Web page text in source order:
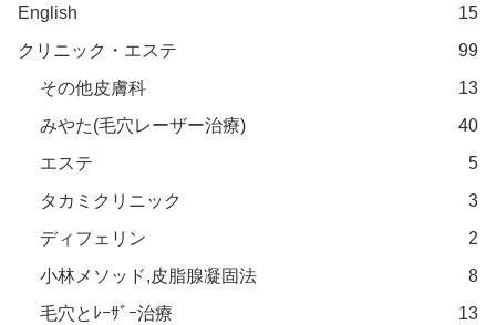
English
15
クリニック・エステ
99
その他皮膚科
13
みやた(毛穴レーザー治療)
40
エステ
5
タカミクリニック
3
ディフェリン
2
小林メソッド,皮脂腺凝固法
8
毛穴とﾚｰｻﾞｰ治療
13